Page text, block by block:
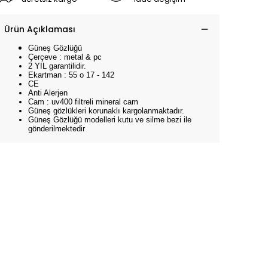
Ürün Açıklaması
Güneş Gözlüğü
Çerçeve : metal & pc
2 YIL garantilidir.
Ekartman : 55 o 17 - 142
CE
Anti Alerjen
Cam : uv400 filtreli mineral cam
Güneş gözlükleri korunaklı kargolanmaktadır.
Güneş Gözlüğü modelleri kutu ve silme bezi ile
gönderilmektedir